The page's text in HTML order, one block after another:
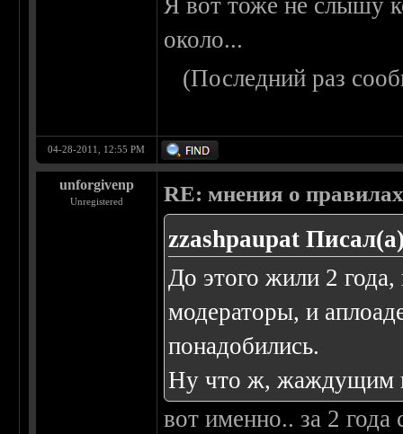
Я вот тоже не слышу
около...
(Последний раз
04-28-2011, 12:55 PM
unforgivenp
Unregistered RE: мнения о
zzashpaupat
До этого жили 2
модераторы, и
понадобились.
Ну что ж, жаждущим
вот именно.. за 2